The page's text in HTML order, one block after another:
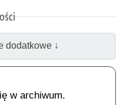
dodatkowe ↓
w archiwum.